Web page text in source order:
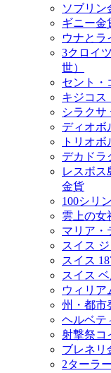
ソブリン
ギニー金
ウナとラ
3クロイ
世）
セント・
キジコス
シラクサ
ディオボ
トリオ
デカドラ
レスボ
金貨
100シリ
雲上の女
マリア・
スイス
スイス
スイス
ウィリア
州・都市
ヘルベテ
射撃祭コ
ブレネリ
2ターラ